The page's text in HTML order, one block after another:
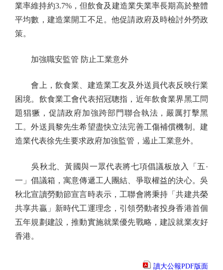
業率維持約3.7%，但飲食及建造業失業率長期高於整體
平均數，建造業開工不足。他促請政府及時檢討外勞政
策。
加強職安監管 防止工業意外
會上，飲食業、建造業工友及外送員代表反映行業
困境。飲食業工會代表招冠聰指，近年飲食業界黑工問
題猖獗，促請政府加強跨部門聯合執法，嚴厲打擊黑
工。外送員黎先生希望盡快立法完善工傷補償機制。建
造業代表徐先生要求政府加強監管，遏止工業意外。
吳秋北、黃國與一眾代表將七項倡議板放入「五·
一」倡議箱，寓意傳遞工人團結、爭取權益的決心。吳
秋北宣讀勞動節宣言時表示，工聯會將秉持「共建共榮
共享共贏」新時代工運理念，引領勞動者投身香港首個
五年規劃建設，推動實施就業優先戰略，建設就業友好
香港。
讀大公報PDF版面